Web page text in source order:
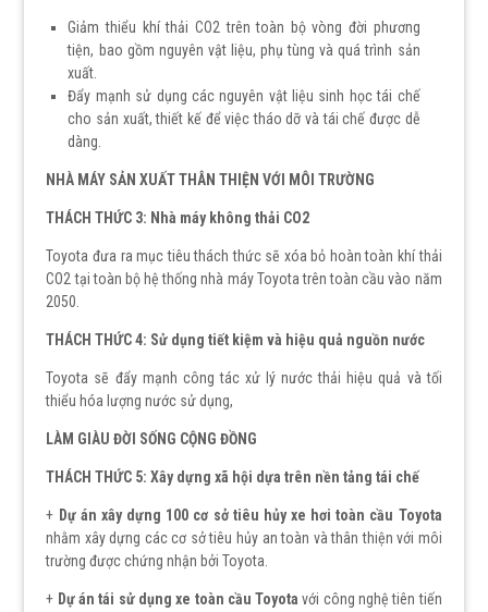
Giảm thiểu khí thải CO2 trên toàn bộ vòng đời phương
tiện, bao gồm nguyên vật liệu, phụ tùng và quá trình sản
xuất.
Đẩy mạnh sử dụng các nguyên vật liệu sinh học tái chế
cho sản xuất, thiết kế để việc tháo dỡ và tái chế được dễ
dàng.
NHÀ MÁY SẢN XUẤT THÂN THIỆN VỚI MÔI TRƯỜNG
THÁCH THỨC 3: Nhà máy không thải CO2
Toyota đưa ra mục tiêu thách thức sẽ xóa bỏ hoàn toàn khí thải
CO2 tại toàn bộ hệ thống nhà máy Toyota trên toàn cầu vào năm
2050.
THÁCH THỨC 4: Sử dụng tiết kiệm và hiệu quả nguồn nước
Toyota sẽ đẩy mạnh công tác xử lý nước thải hiệu quả và tối
thiểu hóa lượng nước sử dụng,
LÀM GIÀU ĐỜI SỐNG CỘNG ĐỒNG
THÁCH THỨC 5: Xây dựng xã hội dựa trên nền tảng tái chế
+ Dự án xây dựng 100 cơ sở tiêu hủy xe hơi toàn cầu Toyota
nhằm xây dựng các cơ sở tiêu hủy an toàn và thân thiện với môi
trường được chứng nhận bởi Toyota.
+ Dự án tái sử dụng xe toàn cầu Toyotavới công nghệ tiên tiến